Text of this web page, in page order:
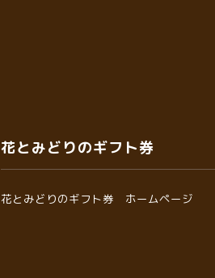
花とみどりのギフト券
花とみどりのギフト券 ホームページ